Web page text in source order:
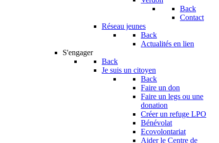
Back
Contact
Réseau jeunes
Back
Actualités en lien
S'engager
Back
Je suis un citoyen
Back
Faire un don
Faire un legs ou une
donation
Créer un refuge LPO
Bénévolat
Ecovolontariat
Aider le Centre de